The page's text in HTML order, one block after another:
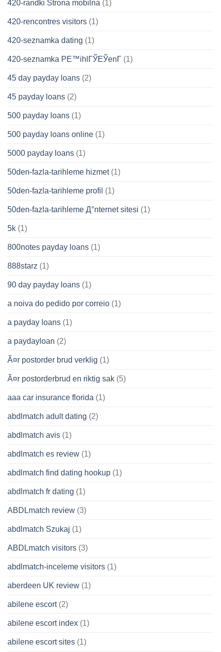
420-randki Strona mobilna (1)
420-rencontres visitors (1)
420-seznamka dating (1)
420-seznamka PЕ™ihlГЎЕЎenГ­ (1)
45 day payday loans (2)
45 payday loans (2)
500 payday loans (1)
500 payday loans online (1)
5000 payday loans (1)
50den-fazla-tarihleme hizmet(1)
50den-fazla-tarihleme profil (1)
50den-fazla-tarihleme Д°nternet sitesi (1)
5k (1)
800notes payday loans (1)
888starz (1)
90 day payday loans (1)
a noiva do pedido por correio (1)
a payday loans (1)
a paydayloan (2)
Ã¤r postorder brud verklig (1)
Ã¤r postorderbrud en riktig sak (5)
aaa car insurance florida (1)
abdlmatch adult dating (2)
abdlmatch avis (1)
abdlmatch es review (1)
abdlmatch find dating hookup (1)
abdlmatch fr dating (1)
ABDLmatch review (3)
abdlmatch Szukaj (1)
ABDLmatch visitors (3)
abdlmatch-inceleme visitors (1)
aberdeen UK review (1)
abilene escort(2)
abilene escort index (1)
abilene escort sites (1)